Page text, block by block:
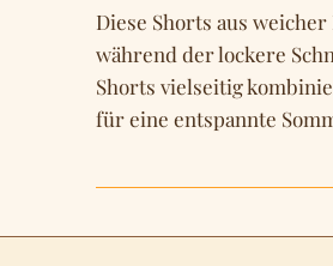
Diese Shorts aus
während der lockere
Shorts vielseitig
für eine entspannte